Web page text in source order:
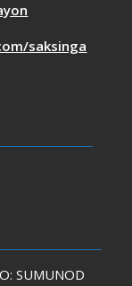
saksinga
SUMUNOD